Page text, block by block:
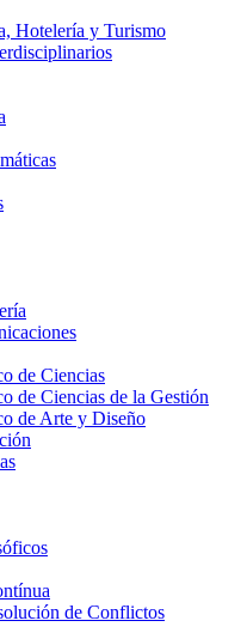
Hotelería y Turismo
de Ciencias
de Ciencias de la Gestión
de Arte y Diseño
de Conflictos